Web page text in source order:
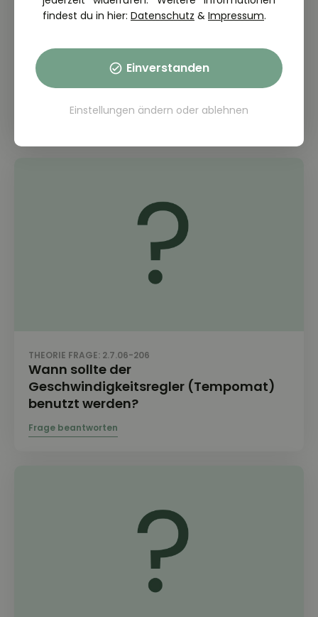
In welcher Situation ist die Nutzung
einer Adaptiven
Geschwindigkeitsregelanlage (AGR)
THEORIE FRAGE: 2.7.06-206
Wann sollte der
Geschwindigkeitsregler (Tempomat)
benutzt werden?
findest du in hier: Datenschutz & Impressum.
Einverstanden
Einstellungen ändern oder ablehnen